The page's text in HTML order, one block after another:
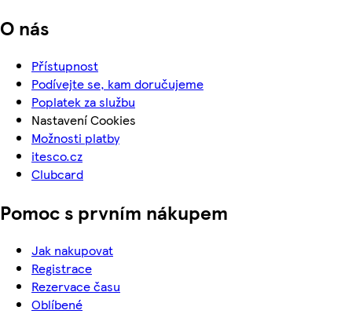
O nás
Přístupnost
Podívejte se, kam doručujeme
Poplatek za službu
Nastavení Cookies
Možnosti platby
itesco.cz
Clubcard
Pomoc s prvním nákupem
Jak nakupovat
Registrace
Rezervace času
Oblíbené